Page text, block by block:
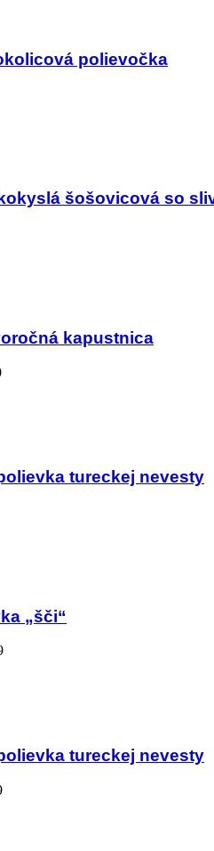
polievočka
šošovicová so
kapustnica
tureckej nevesty
„šči“
tureckej nevesty